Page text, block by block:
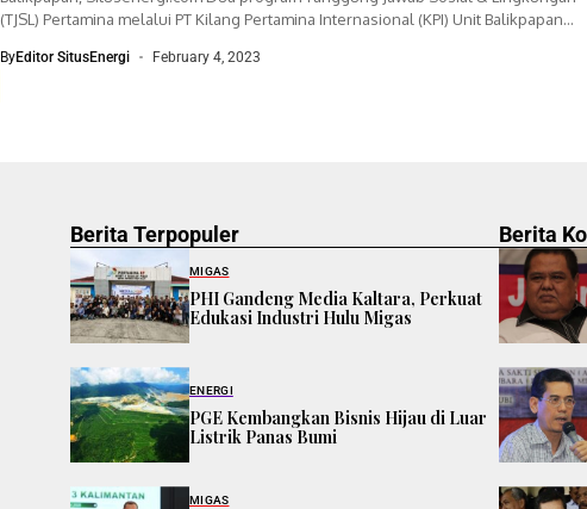
(TJSL) Pertamina melalui PT Kilang Pertamina Internasional (KPI) Unit Balikpapan
ByEditor SitusEnergi February 4, 2023
Berita Terpopuler
MIGAS
PHI Gandeng Media Kaltara, Perkuat
Edukasi Industri Hulu Migas
ENERGI
PGE Kembangkan Bisnis Hijau di Luar
Listrik Panas Bumi
MIGAS
Berita